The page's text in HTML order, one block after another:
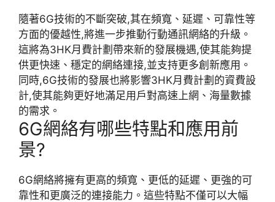
隨著6G技術的不斷突破,其在頻寬、延遲、可靠性等
方面的優越性,將進一步推動行動通訊網絡的升級。
這將為3HK月費計劃帶來新的發展機遇,使其能夠提
供更快速、穩定的網絡連接,並支持更多創新應用。
同時,6G技術的發展也將影響3HK月費計劃的資費設
計,使其能夠更好地滿足用戶對高速上網、海量數據
的需求。
6G網絡有哪些特點和應用前
景?
6G網絡將擁有更高的頻寬、更低的延遲、更強的可
靠性和更廣泛的連接能力。這些特點不僅可以大幅